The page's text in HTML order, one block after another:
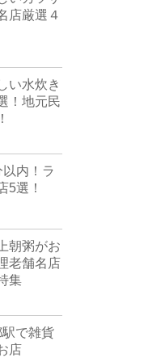
店厳選４
い水炊き
！地元民
内！ラ
5選！
朝粥がお
老舗名店
集
で雑貨
店